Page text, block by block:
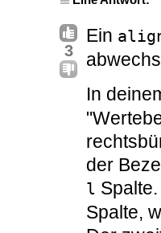
3
Ein
In
der
l
Spalte,